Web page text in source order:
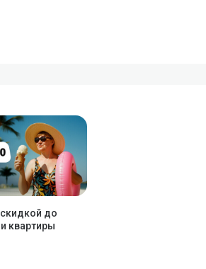
до
квартиры